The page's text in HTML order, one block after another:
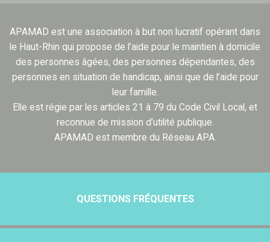
APAMAD est une association à but non lucratif opérant dans
le Haut-Rhin qui propose de l’aide pour le maintien à domicile
des personnes âgées, des personnes dépendantes, des
personnes en situation de handicap, ainsi que de l’aide pour
leur famille.
Elle est régie par les articles 21 à 79 du Code Civil Local, et
reconnue de mission d’utilité publique.
APAMAD est membre du Réseau APA.
QUESTIONS FRÉQUENTES